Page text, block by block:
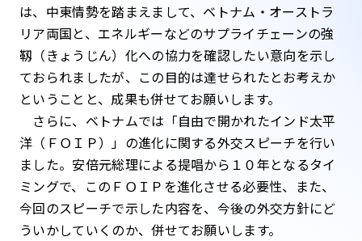
は、中東情勢を踏まえまして、ベトナム・オーストラ
リア両国と、エネルギーなどのサプライチェーンの強
靱（きょうじん）化への協力を確認したい意向を示し
ておられましたが、この目的は達せられたとお考えか
ということと、成果も併せてお願いします。
さらに、ベトナムでは「自由で開かれたインド太平
洋（ＦＯＩＰ）」の進化に関する外交スピーチを行い
ました。安倍元総理による提唱から１０年となるタイ
ミングで、このＦＯＩＰを進化させる必要性、また、
今回のスピーチで示した内容を、今後の外交方針にど
ういかしていくのか、併せてお願いします。